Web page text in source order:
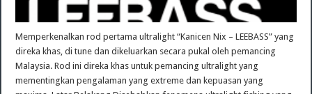
Memperkenalkan rod pertama ultralight “Kanicen Nix – LEEBASS” yang
direka khas, di tune dan dikeluarkan secara pukal oleh pemancing
Malaysia. Rod ini direka khas untuk pemancing ultralight yang
mementingkan pengalaman yang extreme dan kepuasan yang